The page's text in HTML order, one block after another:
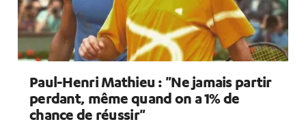
Paul-Henri Mathieu : "Ne jamais partir
perdant, même quand on a 1% de
chance de réussir"